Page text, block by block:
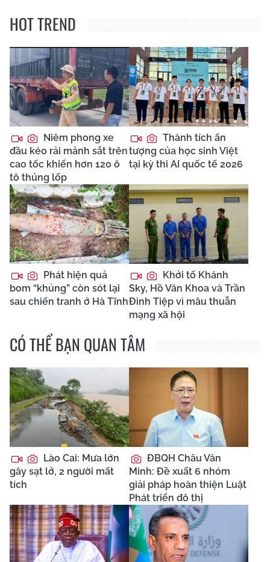
HOT TREND
Niêm phong xe
đầu kéo rải mảnh sắt trên
cao tốc khiến hơn 120 ô
tô thủng lốp
Thành tích ấn
tượng của học sinh Việt
tại kỳ thi AI quốc tế 2026
Phát hiện quả
bom “khủng” còn sót lại
sau chiến tranh ở Hà Tĩnh
Khởi tố Khánh
Sky, Hồ Văn Khoa và Trần
Đình Tiệp vì mâu thuẫn
mạng xã hội
CÓ THỂ BẠN QUAN TÂM
Lào Cai: Mưa lớn
gây sạt lở, 2 người mất
tích
ĐBQH Châu Văn
Minh: Đề xuất 6 nhóm
giải pháp hoàn thiện Luật
Phát triển đô thị